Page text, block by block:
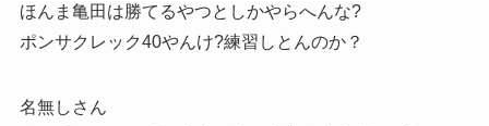
ほんま亀田は勝てるやつとしかやらへんな?
ポンサクレック40やんけ?練習しとんのか？
名無しさん